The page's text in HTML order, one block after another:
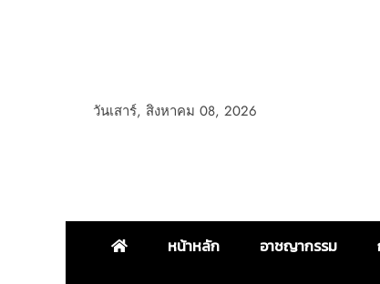
วันเสาร์, สิงหาคม 08, 2026
หน้าหลัก อาชญากรรม